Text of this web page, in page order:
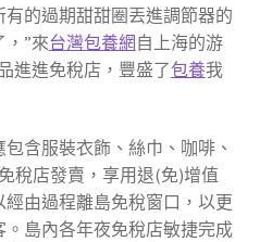
的過期甜甜圈丟進調節器的
”來台灣包養網自上海的游
進進免稅店，豐盛了包養我
含服裝衣飾、絲巾、咖啡、
稅店發賣，享用退(免)增值
由過程離島免稅窗口，以更
島內各年夜免稅店敏捷完成